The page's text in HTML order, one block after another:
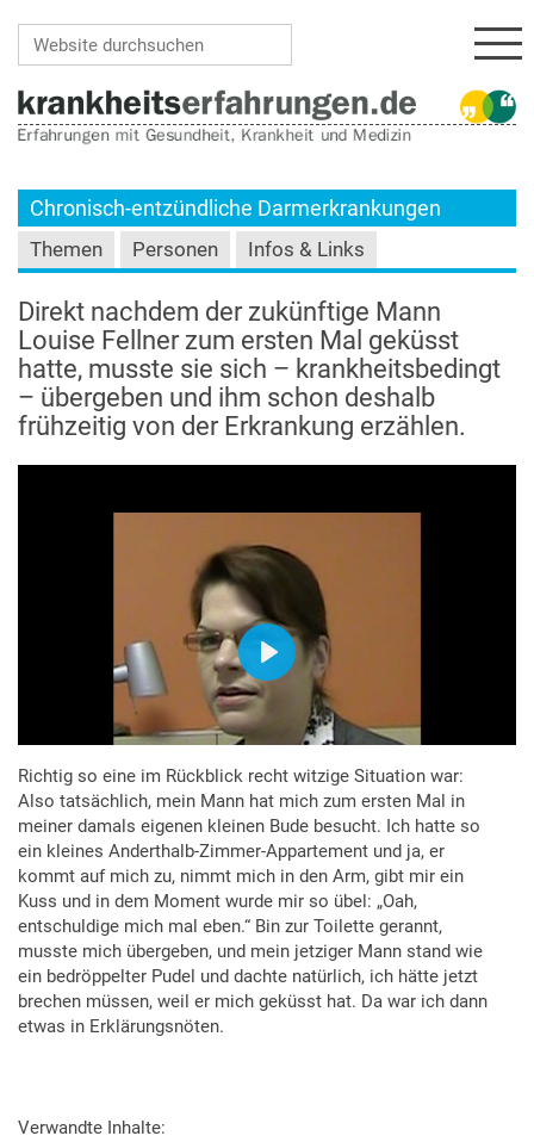
Chronisch-entzündliche Darmerkrankungen
Themen Personen Infos & Links
Direkt nachdem der zukünftige Mann
Louise Fellner zum ersten Mal geküsst
hatte, musste sie sich – krankheitsbedingt
– übergeben und ihm schon deshalb
frühzeitig von der Erkrankung erzählen.
Richtig so eine im Rückblick recht witzige Situation war:
Also tatsächlich, mein Mann hat mich zum ersten Mal in
meiner damals eigenen kleinen Bude besucht. Ich hatte so
ein kleines Anderthalb-Zimmer-Appartement und ja, er
kommt auf mich zu, nimmt mich in den Arm, gibt mir ein
Kuss und in dem Moment wurde mir so übel: „Oah,
entschuldige mich mal eben.“ Bin zur Toilette gerannt,
musste mich übergeben, und mein jetziger Mann stand wie
ein bedröppelter Pudel und dachte natürlich, ich hätte jetzt
brechen müssen, weil er mich geküsst hat. Da war ich dann
etwas in Erklärungsnöten.
Verwandte Inhalte